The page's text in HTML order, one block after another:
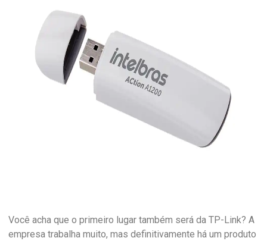
Você acha que o primeiro lugar também será da TP-Link? A
empresa trabalha muito, mas definitivamente há um produto